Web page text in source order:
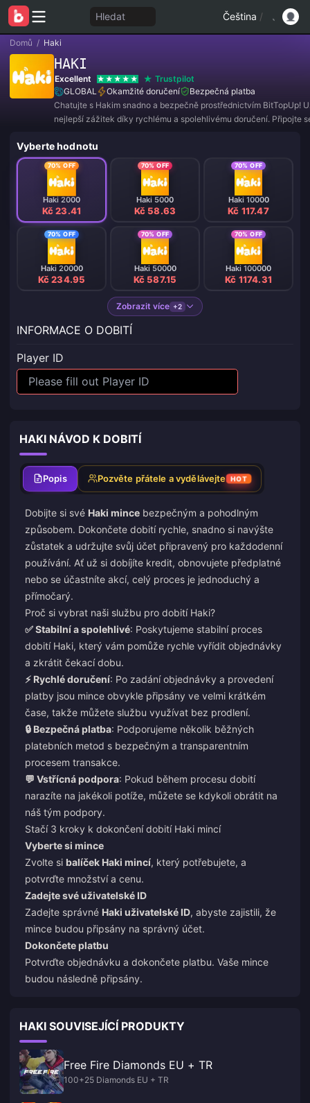
Hledat Čeština /
Domů / Haki
HAKI
Excellent
Trustpilot
GLOBAL
Okamžité doručení
Bezpečná platba
Chatujte s Hakim snadno a bezpečně prostřednictvím BitTopUp!
nejlepší zážitek díky rychlému a spolehlivému doručení. Připojte
Vyberte hodnotu
70% OFF
Haki 2000
Kč 23.41
70% OFF
Haki 5000
Kč 58.63
70% OFF
Haki 10000
Kč 117.47
70% OFF
Haki 20000
Kč 234.95
70% OFF
Haki 50000
Kč 587.15
70% OFF
Haki 100000
Kč 1174.31
Zobrazit více +2
INFORMACE O DOBITÍ
Player ID
HAKI NÁVOD K DOBITÍ
Popis Pozvěte přátele a vydělávejte HOT
Dobijte si své Haki mince bezpečným a pohodlným
způsobem. Dokončete dobití rychle, snadno si navýšte
zůstatek a udržujte svůj účet připravený pro každodenní
používání. Ať už si dobíjíte kredit, obnovujete předplatné
nebo se účastníte akcí, celý proces je jednoduchý a
přímočarý.
Proč si vybrat naši službu pro dobití Haki?
✅ Stabilní a spolehlivé: Poskytujeme stabilní proces
dobití Haki, který vám pomůže rychle vyřídit objednávky
a zkrátit čekací dobu.
⚡ Rychlé doručení: Po zadání objednávky a provedení
platby jsou mince obvykle připsány ve velmi krátkém
čase, takže můžete službu využívat bez prodlení.
🔒 Bezpečná platba: Podporujeme několik běžných
platebních metod s bezpečným a transparentním
procesem transakce.
💬 Vstřícná podpora: Pokud během procesu dobití
narazíte na jakékoli potíže, můžete se kdykoli obrátit na
náš tým podpory.
Stačí 3 kroky k dokončení dobití Haki mincí
Vyberte si mince
Zvolte si balíček Haki mincí, který potřebujete, a
potvrďte množství a cenu.
Zadejte své uživatelské ID
Zadejte správné Haki uživatelské ID, abyste zajistili, že
mince budou připsány na správný účet.
Dokončete platbu
Potvrďte objednávku a dokončete platbu. Vaše mince
budou následně připsány.
HAKI SOUVISEJÍCÍ PRODUKTY
Free Fire Diamonds EU + TR
100+25 Diamonds EU + TR